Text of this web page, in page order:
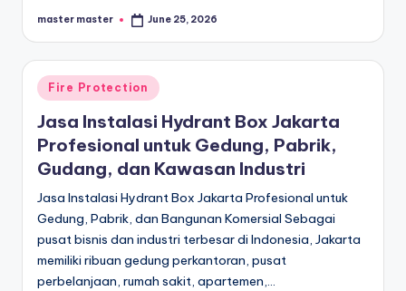
Posted
master master June 25, 2026
Posted
in
Fire Protection
Jasa Instalasi Hydrant Box Jakarta
Profesional untuk Gedung, Pabrik,
Gudang, dan Kawasan Industri
Jasa Instalasi Hydrant Box Jakarta Profesional untuk
Gedung, Pabrik, dan Bangunan Komersial Sebagai
pusat bisnis dan industri terbesar di Indonesia, Jakarta
memiliki ribuan gedung perkantoran, pusat
perbelanjaan, rumah sakit, apartemen,…